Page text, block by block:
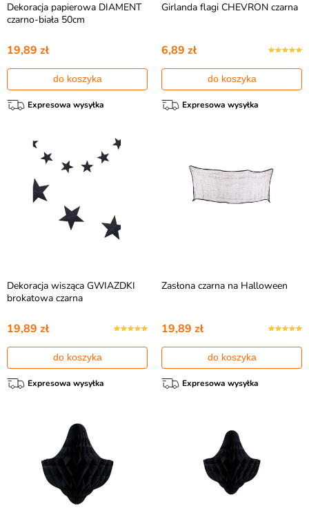
Dekoracja papierowa DIAMENT
czarno-biała 50cm
19,89 zł
do koszyka
Expresowa wysyłka
Girlanda flagi CHEVRON czarna
6,89 zł
do koszyka
Expresowa wysyłka
Dekoracja wisząca GWIAZDKI
brokatowa czarna
19,89 zł
do koszyka
Expresowa wysyłka
Zasłona czarna na Halloween
19,89 zł
do koszyka
Expresowa wysyłka